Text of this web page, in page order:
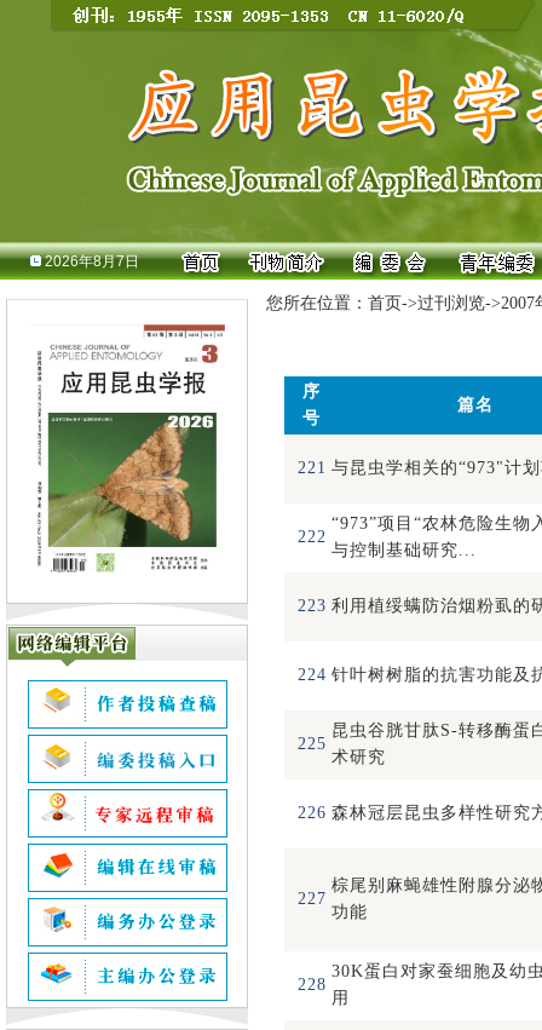
2026年8月7日
您所在位置： 首页->过刊浏览->2007
序
号
篇名
221 与昆虫学相关的“973"计
222
“973”项目“农林危险生物
与控制基础研究...
223 利用植绥螨防治烟粉虱的
224 针叶树树脂的抗害功能及
225
昆虫谷胱甘肽S-转移酶蛋
术研究
226 森林冠层昆虫多样性研究
227
棕尾别麻蝇雄性附腺分泌
功能
228
30K蛋白对家蚕细胞及幼
用